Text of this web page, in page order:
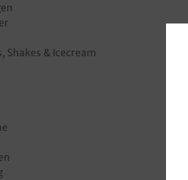
Shakes & Icecream